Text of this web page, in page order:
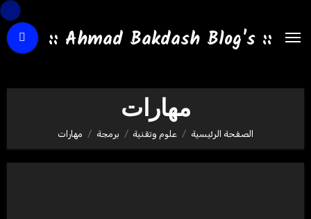
:: Ahmad Bakdash Blog's ::
مهارات
الصفحة الرئيسية علوم وتقنية برمجة مهارات